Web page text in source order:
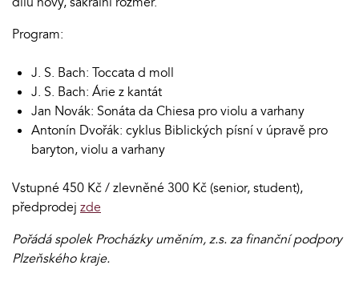
Program:
J. S. Bach: Toccata d moll
J. S. Bach: Árie z kantát
Jan Novák: Sonáta da Chiesa pro violu a varhany
Antonín Dvořák: cyklus Biblických písní v úpravě pro
baryton, violu a varhany
Vstupné 450 Kč / zlevněné 300 Kč (senior, student),
předprodej zde
Pořádá spolek Procházky uměním, z.s. za finanční podpory
Plzeňského kraje.